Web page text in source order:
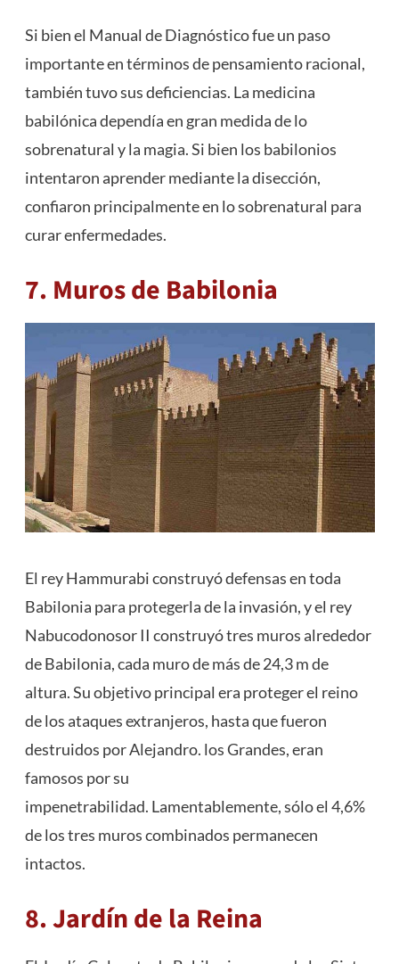
Si bien el Manual de Diagnóstico fue un paso
importante en términos de pensamiento racional,
también tuvo sus deficiencias. La medicina
babilónica dependía en gran medida de lo
sobrenatural y la magia. Si bien los babilonios
intentaron aprender mediante la disección,
confiaron principalmente en lo sobrenatural para
curar enfermedades.
7. Muros de Babilonia
El rey Hammurabi construyó defensas en toda
Babilonia para protegerla de la invasión, y el rey
Nabucodonosor II construyó tres muros alrededor
de Babilonia, cada muro de más de 24,3 m de
altura. Su objetivo principal era proteger el reino
de los ataques extranjeros, hasta que fueron
destruidos por Alejandro. los Grandes, eran
famosos por su
impenetrabilidad. Lamentablemente, sólo el 4,6%
de los tres muros combinados permanecen
intactos.
8. Jardín de la Reina